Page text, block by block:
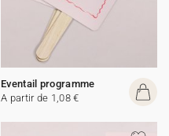
Eventail programme
A partir de 1,08 €